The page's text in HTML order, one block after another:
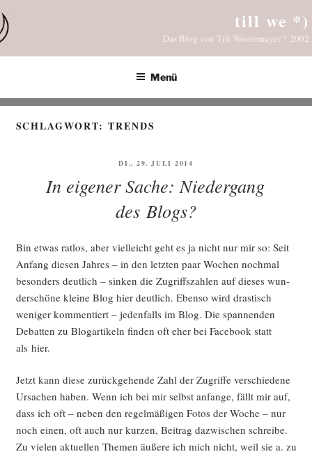
Inhalt
springen
till we *)
Das Blog von Till Westermayer * 2002
Menü
SCHLAGWORT:TRENDS
VERÖFFENTLICHT
DI., 29. JULI 2014
In eigener Sache: Niedergang
des Blogs?
Bin etwas rat­los, aber viel­leicht geht es ja nicht nur mir so: Seit
Anfang die­sen Jah­res – in den letz­ten paar Wochen noch­mal
beson­ders deut­lich – sin­ken die Zugriffs­zah­len auf die­ses wun­
der­schö­ne klei­ne Blog hier deut­lich. Eben­so wird dras­tisch
weni­ger kom­men­tiert – jeden­falls im Blog. Die span­nen­den
Debat­ten zu Blog­ar­ti­keln fin­den oft eher bei Face­book statt
als hier.
Jetzt kann die­se zurück­ge­hen­de Zahl der Zugrif­fe ver­schie­de­ne
Ursa­chen haben. Wenn ich bei mir selbst anfan­ge, fällt mir auf,
dass ich oft – neben den regel­mä­ßi­gen Fotos der Woche – nur
noch einen, oft auch nur kur­zen, Bei­trag dazwi­schen schrei­be.
Zu vie­len aktu­el­len The­men äuße­re ich mich nicht, weil sie a. zu